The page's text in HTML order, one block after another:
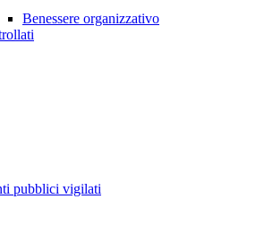
Benessere organizzativo
pubblici vigilati